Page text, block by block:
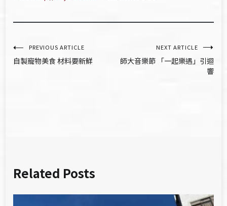
文
章
PREVIOUS ARTICLE
自製寵物美食 材料要新鮮
NEXT ARTICLE
師大音樂節 「一起樂遇」引迴
響
Related Posts